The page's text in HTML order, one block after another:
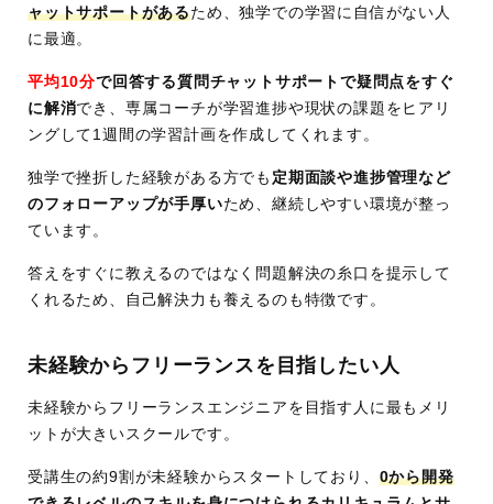
ャットサポートがあるため、独学での学習に自信がない人
に最適。
平均10分で回答する質問チャットサポートで疑問点をすぐ
に解消でき、専属コーチが学習進捗や現状の課題をヒアリ
ングして1週間の学習計画を作成してくれます。
独学で挫折した経験がある方でも 定期面談や進捗管理など
のフォローアップが手厚いため、継続しやすい環境が整っ
ています。
答えをすぐに教えるのではなく問題解決の糸口を提示して
くれるため、自己解決力も養えるのも特徴です。
未経験からフリーランスを目指したい人
未経験からフリーランスエンジニアを目指す人に最もメリ
ットが大きいスクールです。
受講生の約9割が未経験からスタートしており、 0から開発